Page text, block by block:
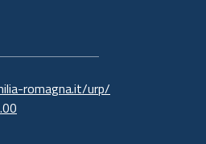
romagna.it/urp/